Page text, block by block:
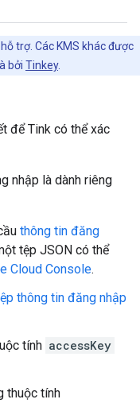
hỗ trợ. Các KMS khác được
bởi Tinkey.
để Tink có thể xác
nhập là dành riêng
thông tin đăng
tệp JSON có thể
Cloud Console.
thông tin đăng nhập
tính accessKey
thuộc tính